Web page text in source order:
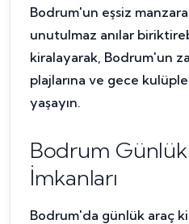
Bodrum'un eşsiz
unutulmaz anılar
kiralayarak, Bodrum'un
plajlarına ve gece
yaşayın.
Bodrum
İmkanları
Bodrum'da günlük araç